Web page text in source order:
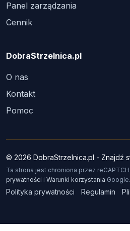
Panel zarządzania
Cennik
DobraStrzelnica.pl
O nas
Kontakt
Pomoc
© 2026 DobraStrzelnica.pl - Znajdź
Ta strona jest chroniona przez
prywatności i Warunki korzystania Google.
Polityka prywatności Regulamin